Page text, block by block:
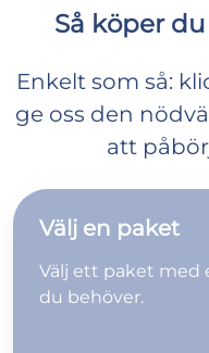
Så köper
Enkelt som så:
ge oss den
att
Välj en paket
Välj ett paket med
du behöver.